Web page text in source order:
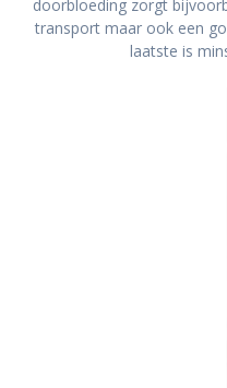
doorbloeding zorgt
transport maar ook een
laatste is